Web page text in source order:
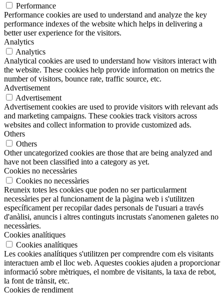
Performance
Performance cookies are used to understand and analyze the key
performance indexes of the website which helps in delivering a
better user experience for the visitors.
Analytics
Analytics
Analytical cookies are used to understand how visitors interact with
the website. These cookies help provide information on metrics the
number of visitors, bounce rate, traffic source, etc.
Advertisement
Advertisement
Advertisement cookies are used to provide visitors with relevant ads
and marketing campaigns. These cookies track visitors across
websites and collect information to provide customized ads.
Others
Others
Other uncategorized cookies are those that are being analyzed and
have not been classified into a category as yet.
Cookies no necessàries
Cookies no necessàries
Reuneix totes les cookies que poden no ser particularment
necessàries per al funcionament de la pàgina web i s'utilitzen
específicament per recopilar dades personals de l'usuari a través
d'anàlisi, anuncis i altres continguts incrustats s'anomenen galetes no
necessàries.
Cookies analítiques
Cookies analítiques
Les cookies analítiques s'utilitzen per comprendre com els visitants
interactuen amb el lloc web. Aquestes cookies ajuden a proporcionar
informació sobre mètriques, el nombre de visitants, la taxa de rebot,
la font de trànsit, etc.
Cookies de rendiment